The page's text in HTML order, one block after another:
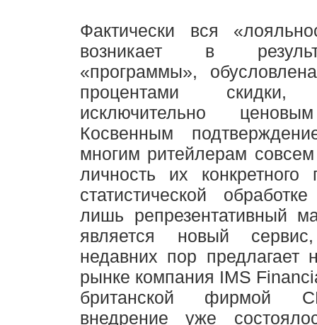
Фактически вся
возникает в
«программы»,
процентами
исключительно
Косвенным
многим ритейлерам
личность их конкретного
статистической
лишь репрезентативный
является новый
недавних пор предлагает
рынке компания IMS
британской фирмой
внедрение уже